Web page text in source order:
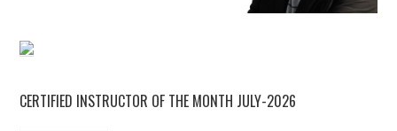
CERTIFIED INSTRUCTOR OF THE MONTH JULY-2026